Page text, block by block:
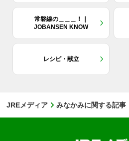
常磐線の＿＿＿！｜
JOBANSEN KNOW
レシピ・献立
JREメディア みなかみに関する記事